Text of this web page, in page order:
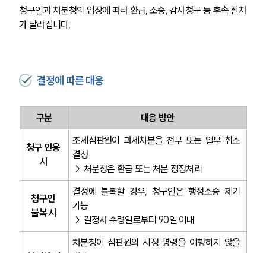
청구인과 처분청의 입장에 따라 환급, 소송, 감사청구 등 후속 절차
가 달라집니다.
결정에 따른 대응
구분 대응 방안
청구 인용
시
조세심판원이 과세처분을 전부 또는 일부 취소
결정
→ 처분청은 환급 또는 처분 정정처리
청구인
불복 시
결정에 불복할 경우, 청구인은 행정소송 제기
가능
→ 결정서 수령일로부터 90일 이내
처분청이 심판원의 시정 명령을 이행하지 않을